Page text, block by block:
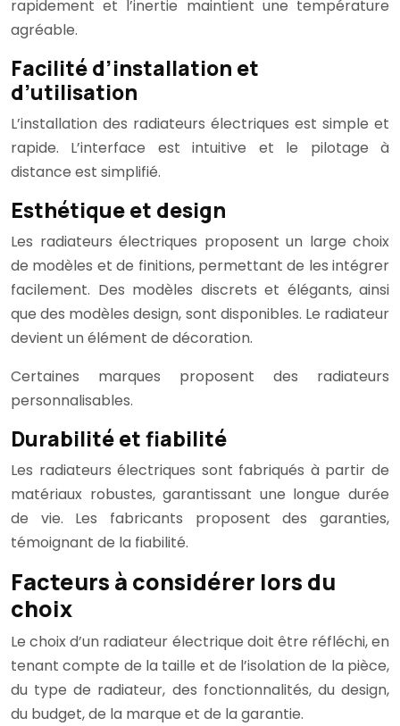
rapidement et l’inertie maintient une température
agréable.
Facilité d’installation et
d’utilisation
L’installation des radiateurs électriques est simple et
rapide. L’interface est intuitive et le pilotage à
distance est simplifié.
Esthétique et design
Les radiateurs électriques proposent un large choix
de modèles et de finitions, permettant de les intégrer
facilement. Des modèles discrets et élégants, ainsi
que des modèles design, sont disponibles. Le radiateur
devient un élément de décoration.
Certaines marques proposent des radiateurs
personnalisables.
Durabilité et fiabilité
Les radiateurs électriques sont fabriqués à partir de
matériaux robustes, garantissant une longue durée
de vie. Les fabricants proposent des garanties,
témoignant de la fiabilité.
Facteurs à considérer lors du
choix
Le choix d’un radiateur électrique doit être réfléchi, en
tenant compte de la taille et de l’isolation de la pièce,
du type de radiateur, des fonctionnalités, du design,
du budget, de la marque et de la garantie.